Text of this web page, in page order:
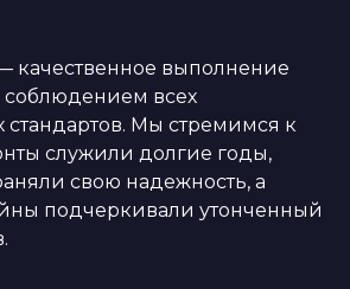
качественное выполнение
соблюдением всех
стандартов. Мы стремимся к
служили долгие годы,
свою надежность, а
подчеркивали утонченный